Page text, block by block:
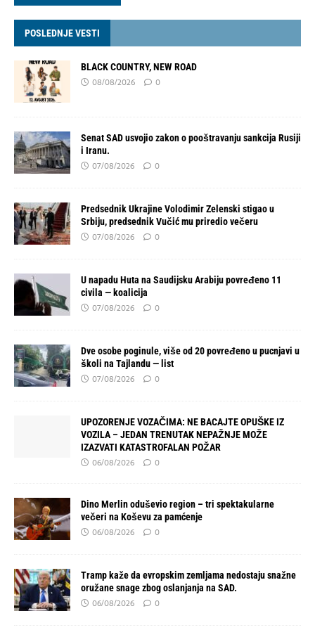
POSLEDNJE VESTI
BLACK COUNTRY, NEW ROAD
08/08/2026 0
Senat SAD usvojio zakon o pooštravanju sankcija Rusiji
i Iranu.
07/08/2026 0
Predsednik Ukrajine Volodimir Zelenski stigao u
Srbiju, predsednik Vučić mu priredio večeru
07/08/2026 0
U napadu Huta na Saudijsku Arabiju povređeno 11
civila — koalicija
07/08/2026 0
Dve osobe poginule, više od 20 povređeno u pucnjavi u
školi na Tajlandu — list
07/08/2026 0
UPOZORENJE VOZAČIMA: NE BACAJTE OPUŠKE IZ
VOZILA – JEDAN TRENUTAK NEPAŽNJE MOŽE
IZAZVATI KATASTROFALAN POŽAR
06/08/2026 0
Dino Merlin oduševio region – tri spektakularne
večeri na Koševu za pamćenje
06/08/2026 0
Tramp kaže da evropskim zemljama nedostaju snažne
oružane snage zbog oslanjanja na SAD.
06/08/2026 0